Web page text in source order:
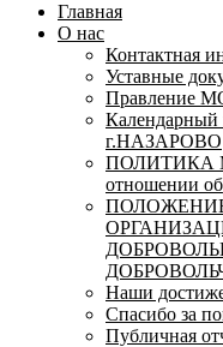
Главная
О нас
Контактная
Уставные
Правление
г.НАЗАРОВО
ПОЛИТИКА
отношении
Наши
Спасибо за
Публичная